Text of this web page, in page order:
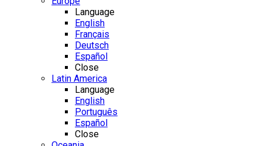
Language
English
Français
Deutsch
Español
Close
Latin America
Language
English
Português
Español
Close